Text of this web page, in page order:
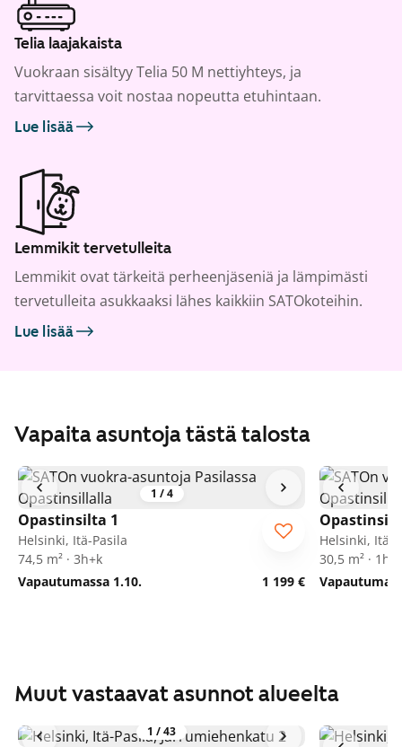
Telia laajakaista
Vuokraan sisältyy Telia 50 M nettiyhteys, ja
tarvittaessa voit nostaa nopeutta etuhintaan.
Lue lisää
Lemmikit tervetulleita
Lemmikit ovat tärkeitä perheenjäseniä ja lämpimästi
tervetulleita asukkaaksi lähes kaikkiin SATOkoteihin.
Lue lisää
Vapaita asuntoja tästä talosta
1 /4
Opastinsilta 1
Helsinki, Itä-Pasila
74,5 m² · 3h+k
Vapautumassa 1.10.
1 199 €
Helsinki, Itä-
30,5 m² ·
Muut vastaavat asunnot alueelta
1 /43